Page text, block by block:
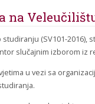
na
studiranju (SV101-
slučajnim izborom iz
u vezi sa